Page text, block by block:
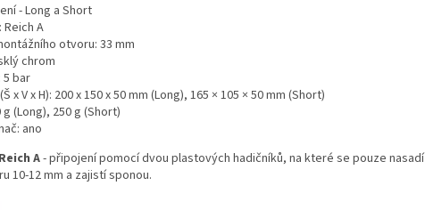
- Long a Short
A
otvoru: 33 mm
chrom
5 bar
x V x H): 200 x 150 x 50 mm (Long), 165 × 105 × 50 mm (Short)
g (Long), 250 g (Short)
ano
A- připojení pomocí dvou plastových hadičníků, na které se pouze nasadí
10-12 mm a zajistí sponou.